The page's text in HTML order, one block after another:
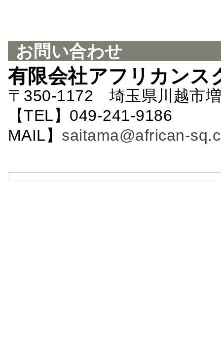
お問い合わせ
有限会社アフリカンス
〒350-1172 埼玉県川越市
【TEL】049-241-
MAIL】 saitama@african-